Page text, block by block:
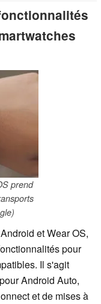
prend
et Wear OS,
pour
Il s'agit
Android Auto,
et de mises à